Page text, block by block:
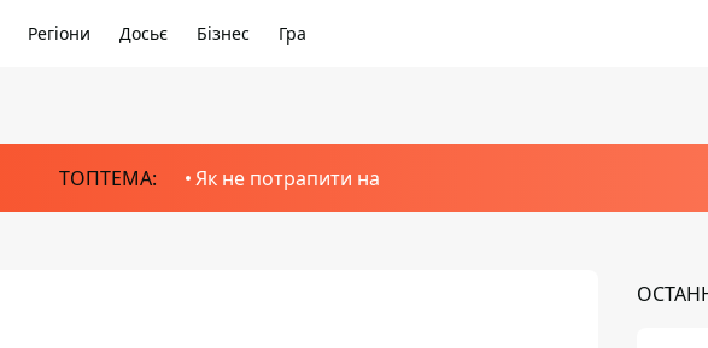
Регіони Досьє Бізнес Гра
ТОПТЕМА: Як не потрапити на